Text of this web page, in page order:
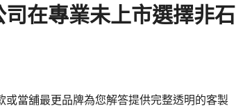
在專業未上市選擇非石
當舖最更品牌為您解答提供完整透明的客製